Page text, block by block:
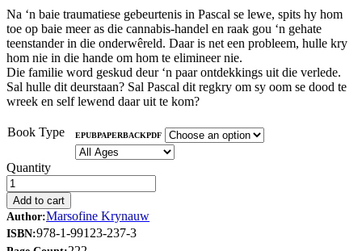
Na ‘n baie traumatiese gebeurtenis in Pascal se lewe, spits hy hom
toe op baie meer as die cannabis-handel en raak gou ‘n gehate
teenstander in die onderwêreld. Daar is net een probleem, hulle kry
hom nie in die hande om hom te elimineer nie.
Die familie word geskud deur ‘n paar ontdekkings uit die verlede.
Sal hulle dit deurstaan? Sal Pascal dit regkry om sy oom se dood te
wreek en self lewend daar uit te kom?
Book Type EPUBPAPERBACKPDF
Quantity
Add to cart
Author:Marsofine Krynauw
ISBN:978-1-99123-237-3